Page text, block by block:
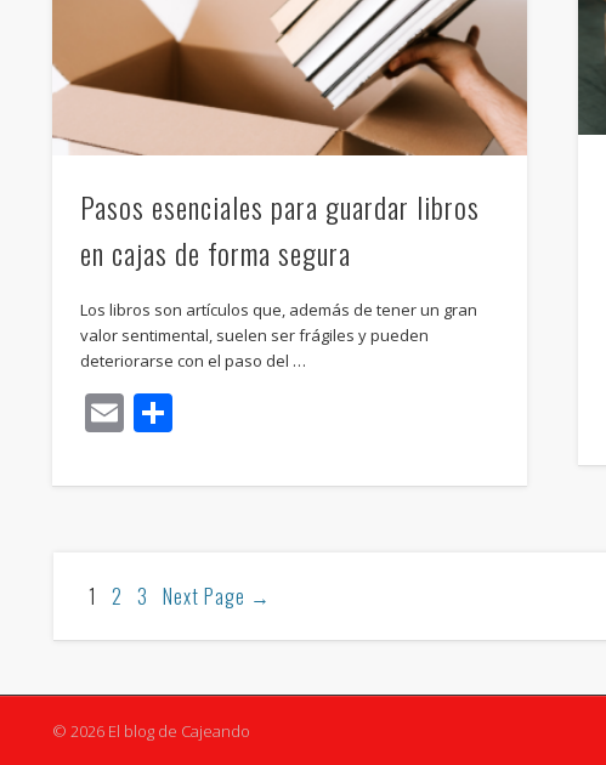
Pasos esenciales para guardar libros
en cajas de forma segura
Los libros son artículos que, además de tener un gran
valor sentimental, suelen ser frágiles y pueden
deteriorarse con el paso del …
Email
1 2 3 Next Page →
© 2026 El blog de Cajeando